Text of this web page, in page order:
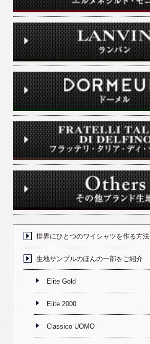
世界にひとつのワイシャツを作る方法
生地サンプルのほんの一部をご紹介
Elite Gold
Elite 2000
Classico UOMO